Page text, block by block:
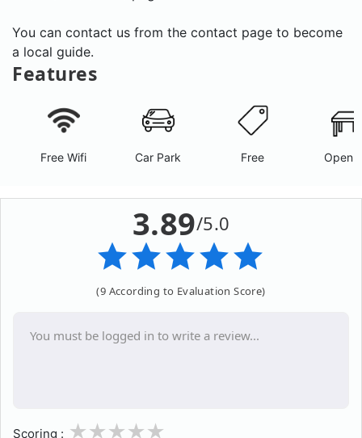
You can contact us from the contact page to become
a local guide.
Features
Free Wifi Car Park Free Open
3.89/5.0
(9 According to Evaluation Score)
Scoring : 3
2
1